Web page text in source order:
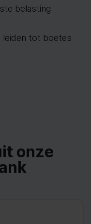
belasting
leiden tot boetes
onze